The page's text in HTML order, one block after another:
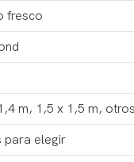
fresco
m, 1,5 x 1,5 m,
para elegir